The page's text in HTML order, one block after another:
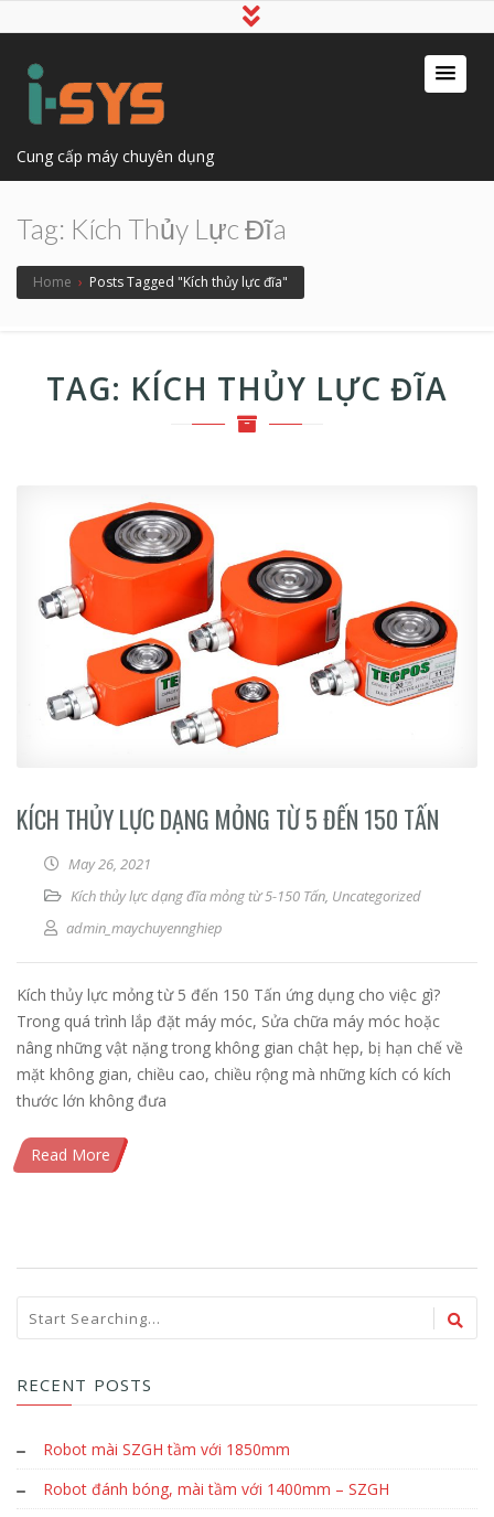
Cung cấp máy chuyên dụng
Tag: Kích Thủy Lực Đĩa
Home › Posts Tagged "Kích thủy lực đĩa"
TAG: KÍCH THỦY LỰC ĐĨA
KÍCH THỦY LỰC DẠNG MỎNG TỪ 5 ĐẾN 150 TẤN
May 26, 2021
Kích thủy lực dạng đĩa mỏng từ 5-150 Tấn, Uncategorized
admin_maychuyennghiep
Kích thủy lực mỏng từ 5 đến 150 Tấn ứng dụng cho việc gì?
Trong quá trình lắp đặt máy móc, Sửa chữa máy móc hoặc
nâng những vật nặng trong không gian chật hẹp, bị hạn chế về
mặt không gian, chiều cao, chiều rộng mà những kích có kích
thước lớn không đưa
Read More
RECENT POSTS
Robot mài SZGH tầm với 1850mm
Robot đánh bóng, mài tầm với 1400mm – SZGH